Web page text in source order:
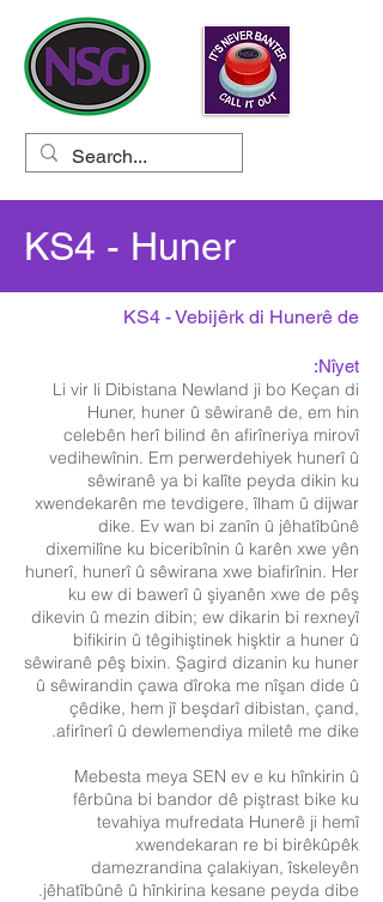
KS4 - Huner
KS4 - Vebijêrk di Hunerê de
Nîyet:
Li vir li Dibistana Newland ji bo Keçan di
Huner, huner û sêwiranê de, em hin
celebên herî bilind ên afirîneriya mirovî
vedihewînin. Em perwerdehiyek hunerî û
sêwiranê ya bi kalîte peyda dikin ku
xwendekarên me tevdigere, îlham û dijwar
dike. Ev wan bi zanîn û jêhatîbûnê
dixemilîne ku biceribînin û karên xwe yên
hunerî, hunerî û sêwirana xwe biafirînin. Her
ku ew di bawerî û şiyanên xwe de pêş
dikevin û mezin dibin; ew dikarin bi rexneyî
bifikirin û têgihiştinek hişktir a huner û
sêwiranê pêş bixin. Şagird dizanin ku huner
û sêwirandin çawa dîroka me nîşan dide û
çêdike, hem jî beşdarî dibistan, çand,
afirînerî û dewlemendiya miletê me dike.
Mebesta meya SEN ev e ku hînkirin û
fêrbûna bi bandor dê piştrast bike ku
tevahiya mufredata Hunerê ji hemî
xwendekaran re bi birêkûpêk
damezrandina çalakiyan, îskeleyên
jêhatîbûnê û hînkirina kesane peyda dibe.